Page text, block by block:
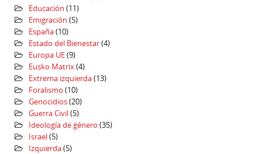
Educación (11)
Emigración (5)
España(10)
Estado del Bienestar(4)
Europa UE(9)
Eusko Matrix(4)
Extrema izquierda(13)
Foralismo (10)
Genocidios(20)
Guerra Civil(5)
Ideología de género (35)
Israel(5)
Izquierda(5)